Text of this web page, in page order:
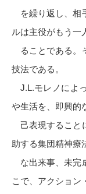
を繰り返し、相
ルは主役がもう一
ることである。
技法である。
J.L.モレノによ
や生活を、即興的
己表現すること
助する集団精神療
な出来事、未完
こで、アクション